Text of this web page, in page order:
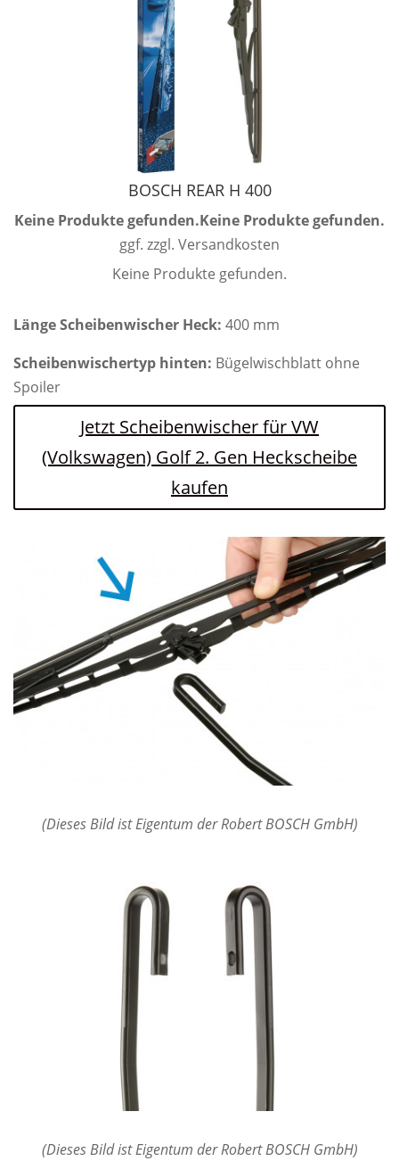
BOSCH REAR H 400
Keine Produkte gefunden.Keine Produkte gefunden.
ggf. zzgl. Versandkosten
Keine Produkte gefunden.
Länge Scheibenwischer Heck: 400 mm
Scheibenwischertyp hinten: Bügelwischblatt ohne
Spoiler
Jetzt Scheibenwischer für VW
(Volkswagen) Golf 2. Gen Heckscheibe
kaufen
(Dieses Bild ist Eigentum der Robert BOSCH GmbH)
(Dieses Bild ist Eigentum der Robert BOSCH GmbH)